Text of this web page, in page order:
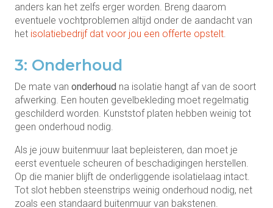
anders kan het zelfs erger worden. Breng daarom
eventuele vochtproblemen altijd onder de aandacht van
het isolatiebedrijf dat voor jou een offerte opstelt
3: Onderhoud
De mate van onderhoud na isolatie hangt af van de soort
afwerking. Een houten gevelbekleding moet regelmatig
geschilderd worden. Kunststof platen hebben weinig tot
geen onderhoud nodig.
Als je jouw buitenmuur laat bepleisteren, dan moet je
eerst eventuele scheuren of beschadigingen herstellen.
Op die manier blijft de onderliggende isolatielaag intact.
Tot slot hebben steenstrips weinig onderhoud nodig, net
zoals een standaard buitenmuur van bakstenen.